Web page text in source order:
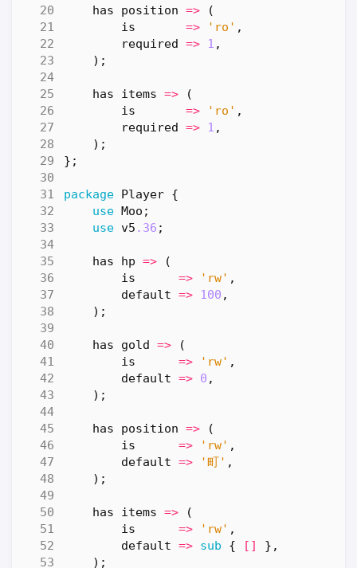
has position =>
(
is
=> 'ro' ,
required => 1 ,
);
has items =>
(
is
=> 'ro' ,
required => 1 ,
);
};
package Player {
use Moo ;
use v5 .36 ;
has hp =>
(
is
=> 'rw' ,
default => 100 ,
);
has gold =>
(
is
=> 'rw' ,
default => 0 ,
);
has position =>
(
is
=> 'rw' ,
default => '町' ,
);
has items =>
(
is
=> 'rw' ,
default => sub { []
},
);